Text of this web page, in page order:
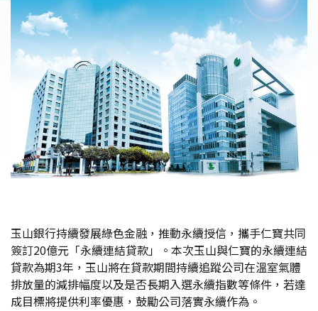
玉山銀行持續發展綠色金融，推動永續授信，攜手仁寶共同
簽訂20億元「永續連結貸款」。本次玉山與仁寶的永續連結
貸款為期3年，玉山將在貸款期間持續追蹤公司在溫室氣體
排放量的減排幅度以及是否長期入選永續指數等條件，若達
成目標將提供利率優惠，鼓勵公司落實永續作為。